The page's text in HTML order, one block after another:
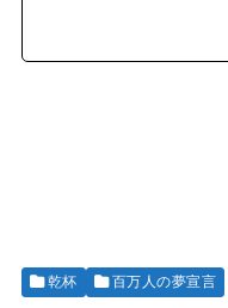
乾杯 百万人の夢宣言